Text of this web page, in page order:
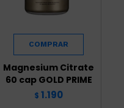
Magnesium Citrate
60 cap GOLD PRIME
$ 1.190